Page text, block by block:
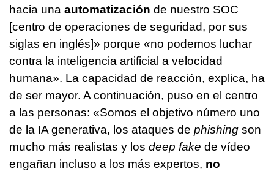
hacia una automatización de nuestro SOC
[centro de operaciones de seguridad, por sus
siglas en inglés]» porque «no podemos luchar
contra la inteligencia artificial a velocidad
humana». La capacidad de reacción, explica, ha
de ser mayor. A continuación, puso en el centro
a las personas: «Somos el objetivo número uno
de la IA generativa, los ataques de phishing son
mucho más realistas y los deep fake de vídeo
engañan incluso a los más expertos, no